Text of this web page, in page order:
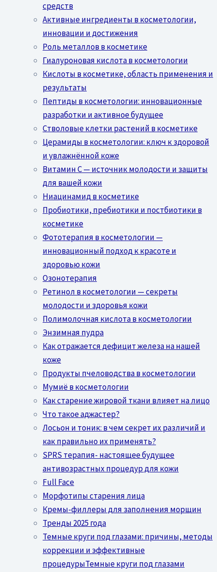
средств
Активные ингредиенты в косметологии,
инновации и достижения
Роль металлов в косметике
Гиалуроновая кислота в косметологии
Кислоты в косметике, область применения и
результаты
Пептиды в косметологии: инновационные
разработки и активное будущее
Стволовые клетки растений в косметике
Церамиды в косметологии: ключ к здоровой
и увлажнённой коже
Витамин C — источник молодости и защиты
для вашей кожи
Ниацинамид в косметике
Пробиотики, пребиотики и постбиотики в
косметике
Фототерапия в косметологии —
инновационный подход к красоте и
здоровью кожи
Озонотерапия
Ретинол в косметологии — секреты
молодости и здоровья кожи
Полимолочная кислота в косметологии
Энзимная пудра
Как отражается дефицит железа на нашей
коже
Продукты пчеловодства в косметологии
Мумиё в косметологии
Как старение жировой ткани влияет на лицо
Что такое аджастер?
Лосьон и тоник: в чем секрет их различий и
как правильно их применять?
SPRS терапия- настоящее будущее
антивозрастных процедур для кожи
Full Face
Морфотипы старения лица
Кремы-филлеры для заполнения морщин
Тренды 2025 года
Темные круги под глазами: причины, методы
коррекции и эффективные
процедурыТемные круги под глазами